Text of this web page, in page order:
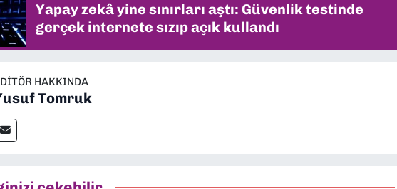
Yapay zekâ yine sınırları aştı: Güvenlik testinde
gerçek internete sızıp açık kullandı
HAKKINDA
Tomruk